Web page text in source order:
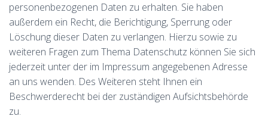
personenbezogenen Daten zu erhalten. Sie haben
außerdem ein Recht, die Berichtigung, Sperrung oder
Löschung dieser Daten zu verlangen. Hierzu sowie zu
weiteren Fragen zum Thema Datenschutz können Sie sich
jederzeit unter der im Impressum angegebenen Adresse
an uns wenden. Des Weiteren steht Ihnen ein
Beschwerderecht bei der zuständigen Aufsichtsbehörde
zu.